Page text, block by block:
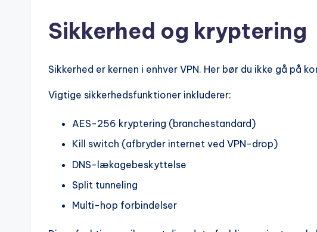
Sikkerhed og kryptering
Sikkerhed er kernen i enhver VPN. Her bør du ikke gå på
Vigtige sikkerhedsfunktioner inkluderer:
AES-256 kryptering (branchestandard)
Kill switch (afbryder internet ved VPN-drop)
DNS-lækagebeskyttelse
Split tunneling
Multi-hop forbindelser